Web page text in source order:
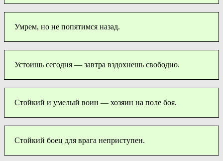
Умрем, но не попятимся назад.
Устоишь сегодня — завтра вздохнешь свободно.
Стойкий и умелый воин — хозяин на поле боя.
Стойкий боец для врага неприступен.